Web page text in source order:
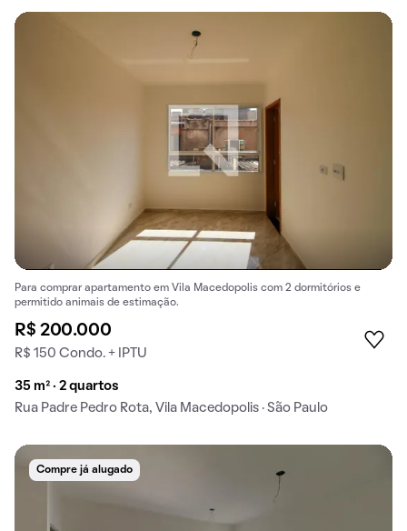
Para comprar apartamento em Vila Macedopolis com 2 dormitórios e
permitido animais de estimação.
R$ 200.000
R$ 150 Condo. + IPTU
35 m² · 2 quartos
Rua Padre Pedro Rota, Vila Macedopolis · São Paulo
Compre já alugado